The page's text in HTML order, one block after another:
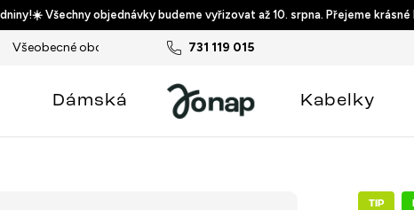
Všechny objednávky budeme vyřizovat až 10. srpna. Přejeme krásné
731 119 015
Všeobecné obchodní podmínky Podmínky ochrany osobních
Dámská Kabelky
TIP